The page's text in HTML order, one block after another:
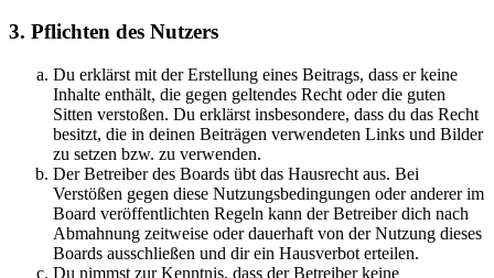
3. Pflichten des Nutzers
Du erklärst mit der Erstellung eines Beitrags, dass er keine
Inhalte enthält, die gegen geltendes Recht oder die guten
Sitten verstoßen. Du erklärst insbesondere, dass du das Recht
besitzt, die in deinen Beiträgen verwendeten Links und Bilder
zu setzen bzw. zu verwenden.
Der Betreiber des Boards übt das Hausrecht aus. Bei
Verstößen gegen diese Nutzungsbedingungen oder anderer im
Board veröffentlichten Regeln kann der Betreiber dich nach
Abmahnung zeitweise oder dauerhaft von der Nutzung dieses
Boards ausschließen und dir ein Hausverbot erteilen.
Du nimmst zur Kenntnis, dass der Betreiber keine